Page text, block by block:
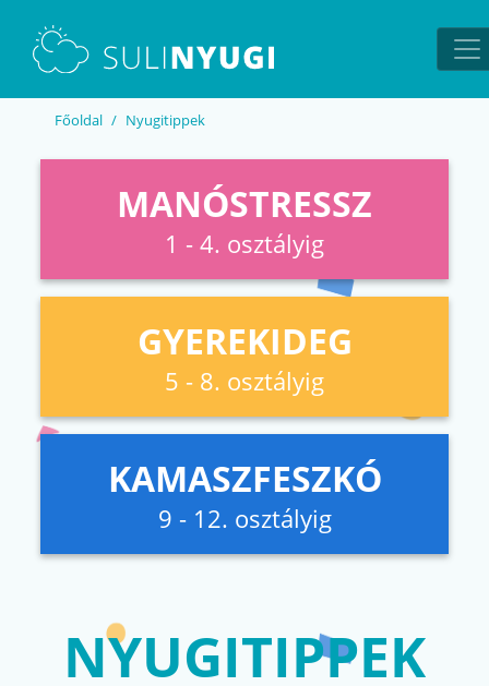
Főoldal Nyugitippek
MANÓSTRESSZ
1 - 4. osztályig
GYEREKIDEG
5 - 8. osztályig
KAMASZFESZKÓ
9 - 12. osztályig
NYUGITIPPEK